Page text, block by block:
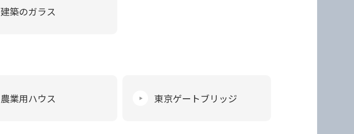
建築のガラス
農業用ハウス 東京ゲートブリッジ